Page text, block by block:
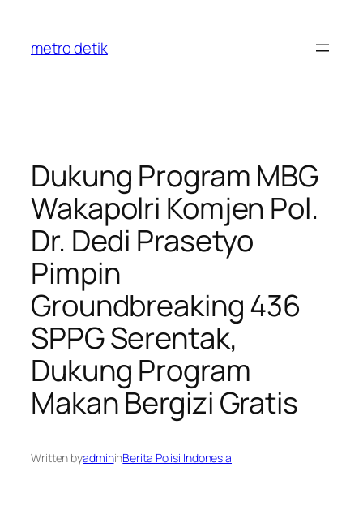
content
metro detik
Dukung Program MBG
Wakapolri Komjen Pol.
Dr. Dedi Prasetyo
Pimpin
Groundbreaking 436
SPPG Serentak,
Dukung Program
Makan Bergizi Gratis
Written byadmininBerita Polisi Indonesia